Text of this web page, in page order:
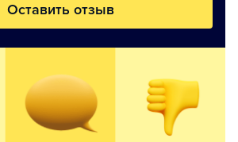
Оставить отзыв